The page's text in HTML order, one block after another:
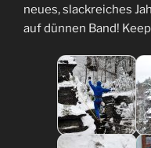
neues, slackreiches
auf dünnen Band!